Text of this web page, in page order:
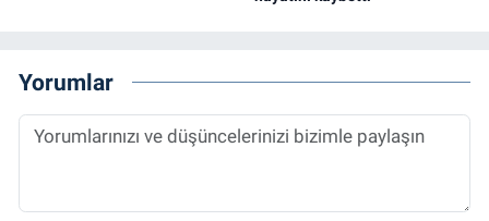
Yorumlar